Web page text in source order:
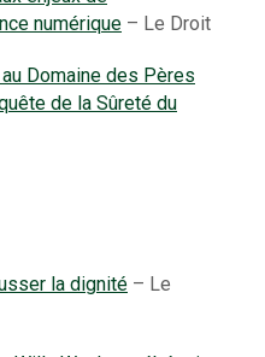
numérique – Le Droit
Domaine des Pères
de la Sûreté du
la dignité – Le